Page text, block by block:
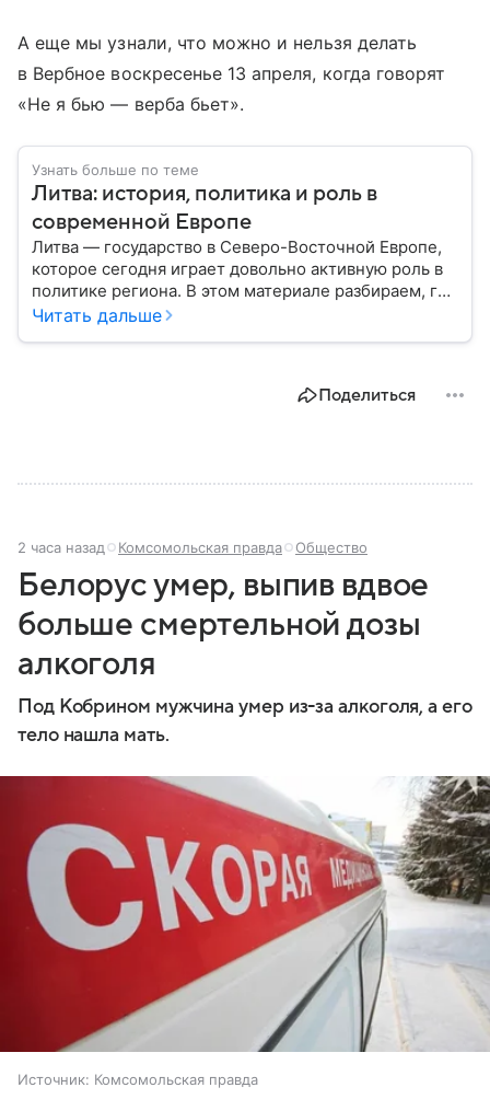
А еще мы узнали, что можно и нельзя делать
в Вербное воскресенье 13 апреля, когда говорят
«Не я бью — верба бьет».
Узнать больше по теме
Литва: история, политика и роль в
современной Европе
Литва — государство в Северо-Восточной Европе,
которое сегодня играет довольно активную роль в
политике региона. В этом материале разбираем, где
находится Литва, как она формировалась
Читать дальше
Поделиться
2 часа назад Комсомольская правда Общество
Белорус умер, выпив вдвое
больше смертельной дозы
алкоголя
Под Кобрином мужчина умер из-за алкоголя, а его
тело нашла мать.
Источник: Комсомольская правда